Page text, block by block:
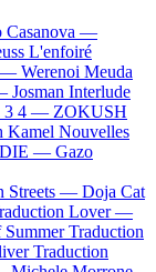
Casanova —
L'enfoiré
— Werenoi Meuda
Josman Interlude
3 4 — ZOKUSH
Kamel Nouvelles
DIE — Gazo
Streets — Doja Cat
Lover —
Summer Traduction
Traduction